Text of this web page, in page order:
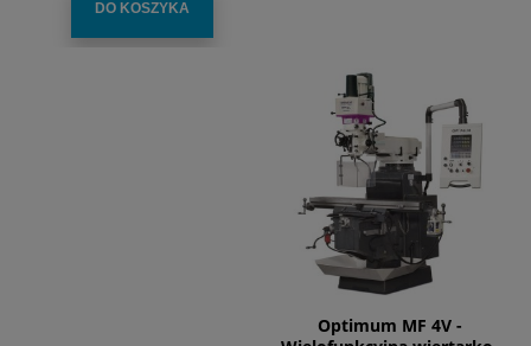
DO KOSZYKA
Optimum MF 4V -